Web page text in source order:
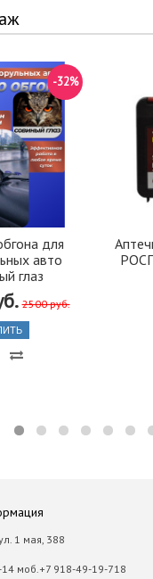
для
авто
глаз
2500 руб.
-32%
1 мая, 388
моб.+7 918-49-19-718